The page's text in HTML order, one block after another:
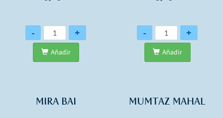
Cantidad
- +
Añadir
Cantidad
- +
Añadir
MIRA BAI MUMTAZ MAHAL